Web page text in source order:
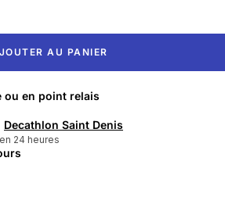
AU PANIER
ou en point relais
Decathlon Saint Denis
24 heures